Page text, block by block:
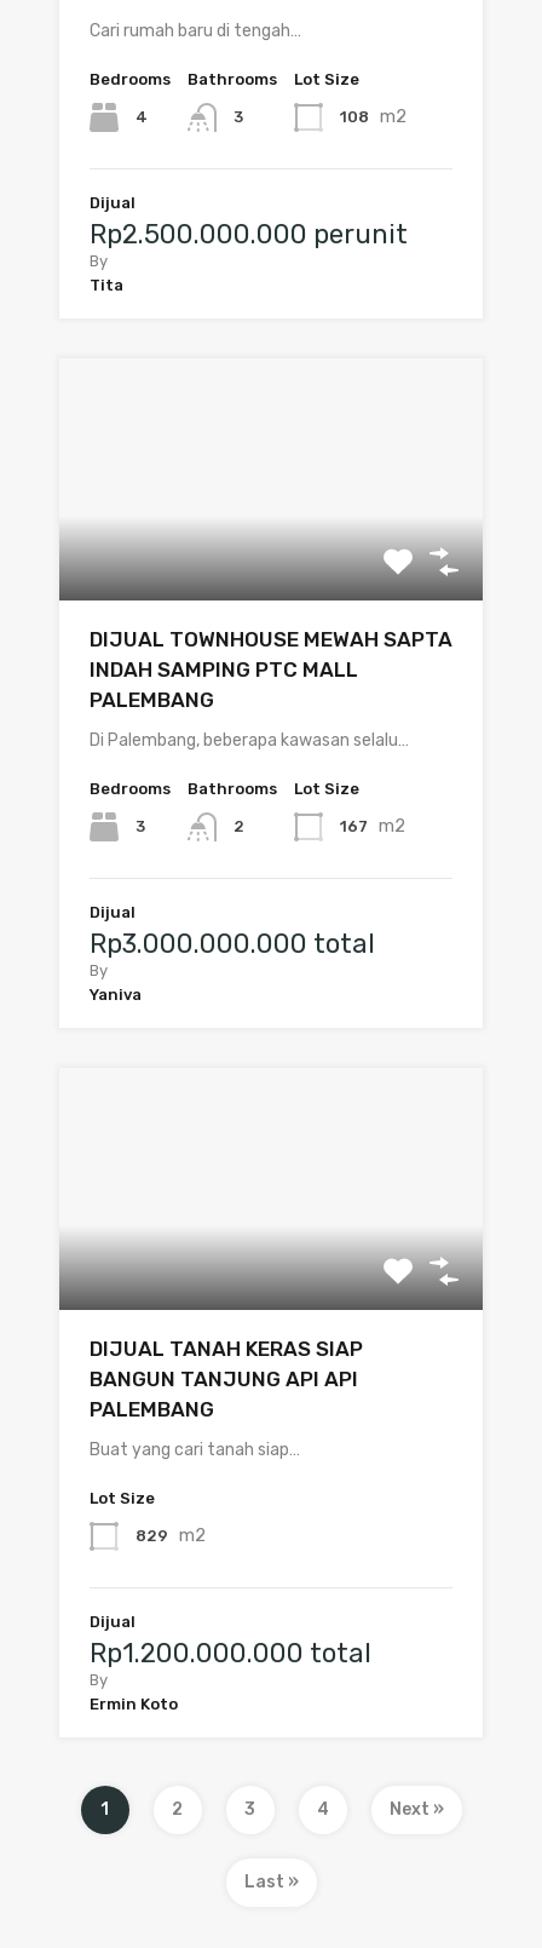
Cari rumah baru di tengah…
Bedrooms
4
Bathrooms
3
Lot Size
108 m2
Dijual
Rp2.500.000.000 perunit
By
Tita
DIJUAL TOWNHOUSE MEWAH SAPTA
INDAH SAMPING PTC MALL
PALEMBANG
Di Palembang, beberapa kawasan selalu…
Bedrooms
3
Bathrooms
2
Lot Size
167 m2
Dijual
Rp3.000.000.000 total
By
Yaniva
DIJUAL TANAH KERAS SIAP
BANGUN TANJUNG API API
PALEMBANG
Buat yang cari tanah siap…
Lot Size
829 m2
Dijual
Rp1.200.000.000 total
By
Ermin Koto
1 2 3 4 Next »
Last »